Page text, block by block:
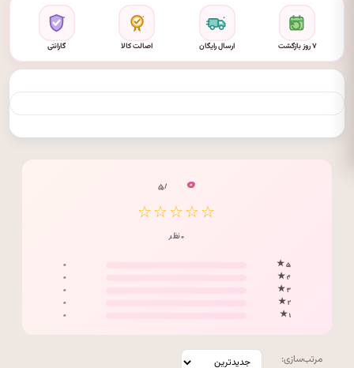
۷ روز بازگشت ارسال رایگان اصالت کالا گارانتی
۰ / ۵
☆☆☆☆☆
۰ نظر
۵ ★
۰
۴ ★
۰
۳ ★
۰
۲ ★
۰
۱ ★
۰
مرتب‌سازی: